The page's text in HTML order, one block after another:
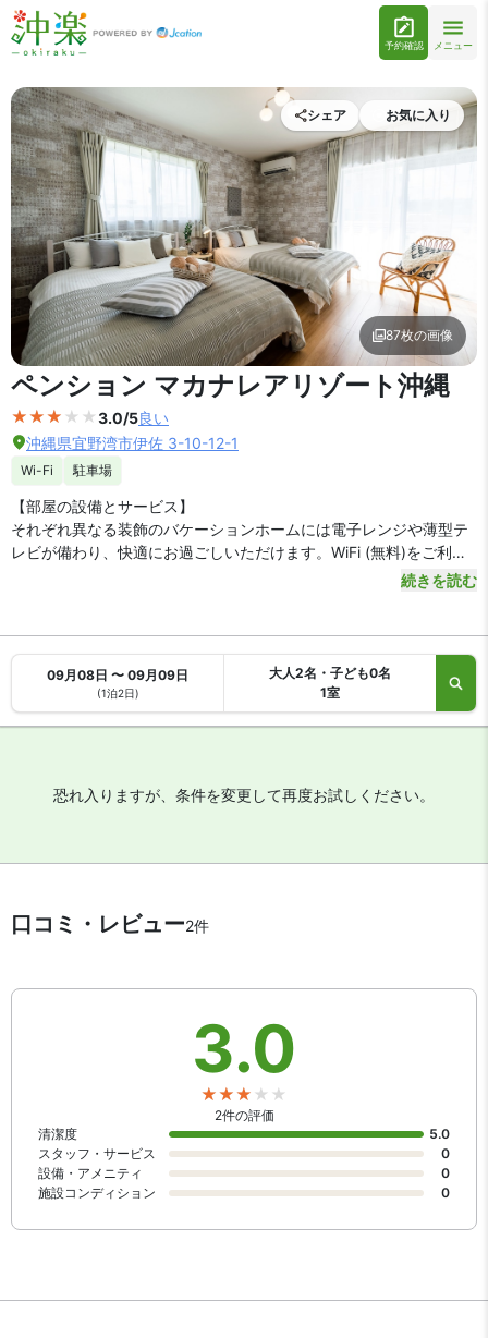
予約確認 メニュー
外観の写真を拡大表示
シェア お気に入り
87枚の画像
ペンション マカナレアリゾート沖縄
3.0/5良い
沖縄県宜野湾市伊佐 3-10-12-1
Wi-Fi 駐車場
【部屋の設備とサービス】
それぞれ異なる装飾のバケーションホームには電子レンジや薄型テ
レビが備わり、快適にお過ごしいただけます。WiFi (無料)をご利用
いただけます。バスルームには個別の浴槽とシャワーのほか、バス
続きを読む
09月08日 〜 09月09日
(1泊2日)
大人2名・子ども0名
1室
恐れ入りますが、条件を変更して再度お試しください。
口コミ・レビュー2件
3.0
2件の評価
清潔度
5.0
スタッフ・サービス
0
設備・アメニティ
0
施設コンディション
0